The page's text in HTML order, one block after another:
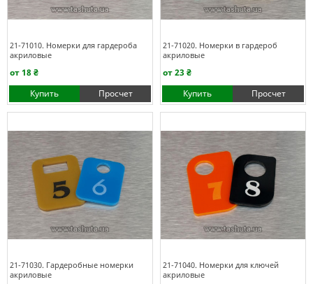
21-71010. Номерки для гардероба
акриловые
от 18 ₴
Купить
Просчет
21-71020. Номерки в гардероб
акриловые
от 23 ₴
Купить
Просчет
21-71030. Гардеробные номерки
акриловые
21-71040. Номерки для ключей
акриловые